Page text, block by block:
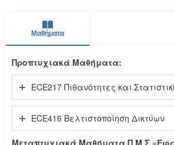
Μαθήματα
Προπτυχιακά Μαθήματα:
ECE217 Πιθανότητες και
ECE416 Βελτιστοποίηση Δικτύων
Μεταπτυχιακά Μαθήματα Π.Μ.Σ